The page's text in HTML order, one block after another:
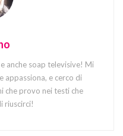
anche soap televisive! Mi
appassiona, e cerco di
che provo nei testi che
riuscirci!